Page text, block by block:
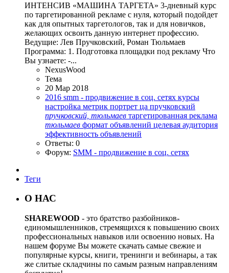
ИНТЕНСИВ «МАШИНА ТАРГЕТА» 3-дневный курс
по таргетированной рекламе с нуля, который подойдет
как для опытных таргетологов, так и для новичков,
желающих освоить данную интернет профессию.
Ведущие: Лев Пручковский, Роман Тюльмаев
Программа: 1. Подготовка площадки под рекламу Что
Вы узнаете: -...
NexusWood
Тема
20 Мар 2018
2016 smm - продвижение в соц. сетях курсы
настройка метрик портрет ца пручковский
пручковский, тюльмаев таргетированная реклама
тюльмаев формат объявлений целевая аудитория
эффективность объявлений
Ответы: 0
Форум: SMM - продвижение в соц. сетях
Теги
О НАС
SHAREWOOD - это братство разбойников-
единомышленников, стремящихся к повышению своих
профессиональных навыков или освоению новых. На
нашем форуме Вы можете скачать самые свежие и
популярные курсы, книги, тренинги и вебинары, а так
же слитые складчины по самым разным направлениям